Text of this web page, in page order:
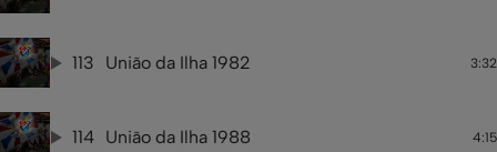
113 União da Ilha 1982 3:32
114 União da Ilha 1988 4:15